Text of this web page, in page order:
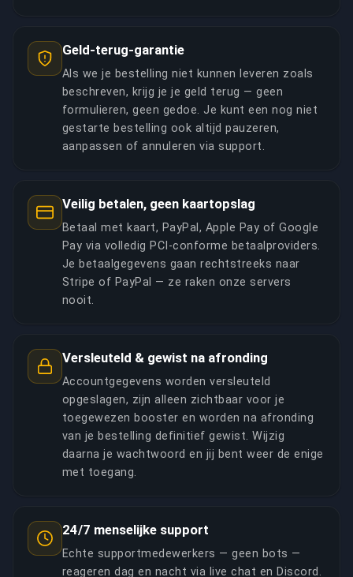
Geld-terug-garantie
Als we je bestelling niet kunnen leveren zoals
beschreven, krijg je je geld terug — geen
formulieren, geen gedoe. Je kunt een nog niet
gestarte bestelling ook altijd pauzeren,
aanpassen of annuleren via support.
Veilig betalen, geen kaartopslag
Betaal met kaart, PayPal, Apple Pay of Google
Pay via volledig PCI-conforme betaalproviders.
Je betaalgegevens gaan rechtstreeks naar
Stripe of PayPal — ze raken onze servers
nooit.
Versleuteld & gewist na afronding
Accountgegevens worden versleuteld
opgeslagen, zijn alleen zichtbaar voor je
toegewezen booster en worden na afronding
van je bestelling definitief gewist. Wijzig
daarna je wachtwoord en jij bent weer de enige
met toegang.
24/7 menselijke support
Echte supportmedewerkers — geen bots —
reageren dag en nacht via live chat en Discord.